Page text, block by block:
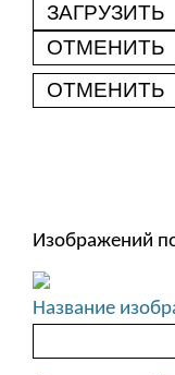
ЗАГРУЗИТЬ
ОТМЕНИТЬ
ОТМЕНИТЬ
Изображений
Название